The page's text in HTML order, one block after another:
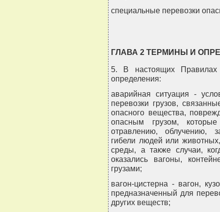
специальные перевозки
ГЛАВА 2 ТЕРМИНЫ И
5. В настоящих Правилах
определения:
аварийная ситуация -
перевозки грузов,
опасного вещества,
опасным грузом,
отравлению, облучению,
гибели людей или
среды, а также случаи,
оказались вагоны,
грузами;
вагон-цистерна - вагон,
предназначенный для
других веществ;